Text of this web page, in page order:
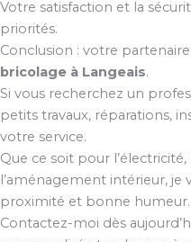
Votre satisfaction et la
priorités.
Conclusion : votre
bricolage à Langeais.
Si vous recherchez un
petits travaux, réparations,
votre service.
Que ce soit pour
l’aménagement intérieur, je
proximité et bonne humeur.
Contactez-moi dès